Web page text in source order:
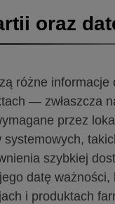
oraz
różne
— zwłaszcza
przez
szybkiej
datę
i produktach